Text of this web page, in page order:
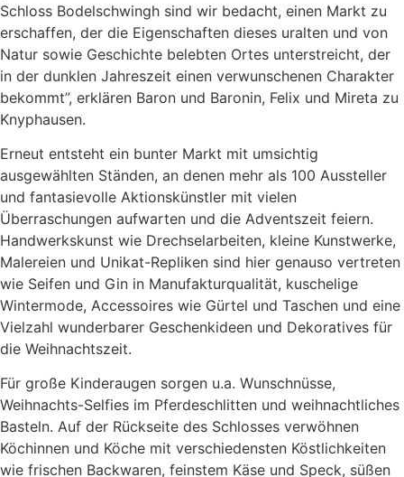
Schloss Bodelschwingh sind wir bedacht, einen Markt zu
erschaffen, der die Eigenschaften dieses uralten und von
Natur sowie Geschichte belebten Ortes unterstreicht, der
in der dunklen Jahreszeit einen verwunschenen Charakter
bekommt”, erklären Baron und Baronin, Felix und Mireta zu
Knyphausen.
Erneut entsteht ein bunter Markt mit umsichtig
ausgewählten Ständen, an denen mehr als 100 Aussteller
und fantasievolle Aktionskünstler mit vielen
Überraschungen aufwarten und die Adventszeit feiern.
Handwerkskunst wie Drechselarbeiten, kleine Kunstwerke,
Malereien und Unikat-Repliken sind hier genauso vertreten
wie Seifen und Gin in Manufakturqualität, kuschelige
Wintermode, Accessoires wie Gürtel und Taschen und eine
Vielzahl wunderbarer Geschenkideen und Dekoratives für
die Weihnachtszeit.
Für große Kinderaugen sorgen u.a. Wunschnüsse,
Weihnachts-Selfies im Pferdeschlitten und weihnachtliches
Basteln. Auf der Rückseite des Schlosses verwöhnen
Köchinnen und Köche mit verschiedensten Köstlichkeiten
wie frischen Backwaren, feinstem Käse und Speck, süßen